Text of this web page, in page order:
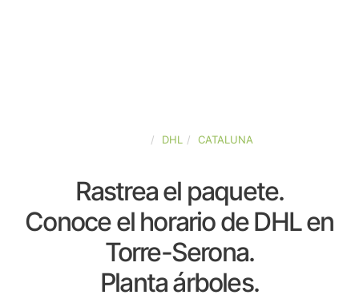
DHL CATALUNA
Rastrea el paquete.
Conoce el horario de DHL en
Torre-Serona.
Planta árboles.